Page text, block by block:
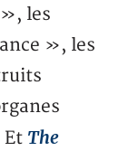
les
», les
The